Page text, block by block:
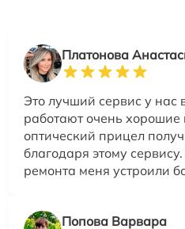
Платонова
Это лучший сервис у нас
работают очень
оптический прицел
благодаря этому
ремонта меня устроили
Попова Варвара